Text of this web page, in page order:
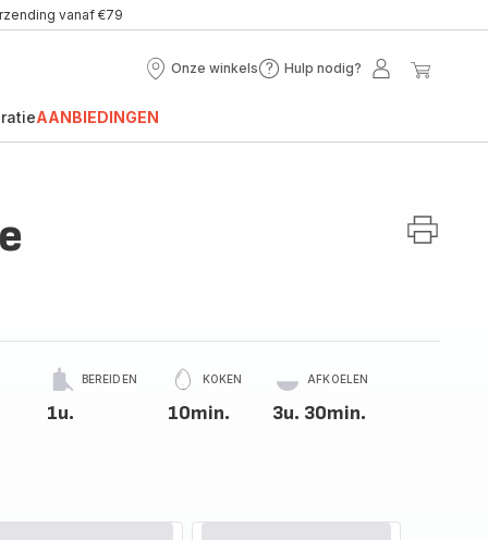
vanaf €79
Onze winkels
Onze
Hulp nodig?
Hulp
Mijn
AANBIEDINGEN
BEREIDEN
1u.
KOKEN
10min.
AFKOELEN
3u. 30min.